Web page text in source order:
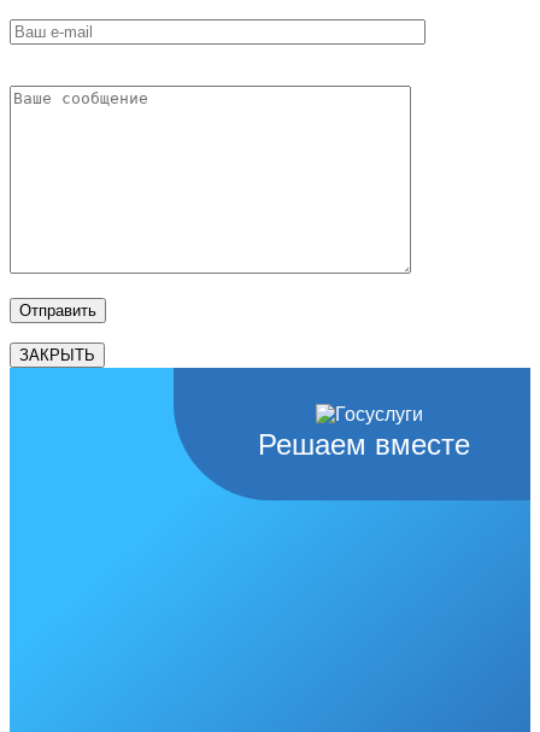
ЗАКРЫТЬ
Решаем вместе